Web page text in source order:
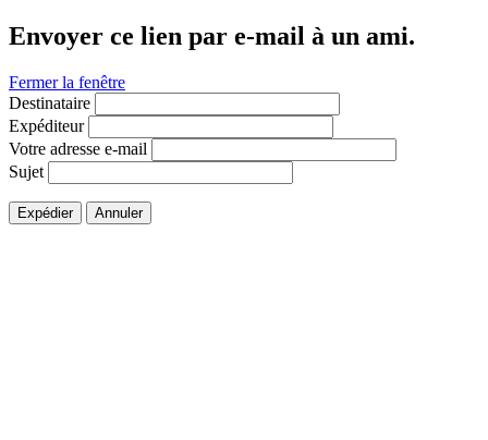
Envoyer ce lien par e-mail à un ami.
Fermer la fenêtre
Destinataire
Expéditeur
Votre adresse e-mail
Sujet
Expédier Annuler